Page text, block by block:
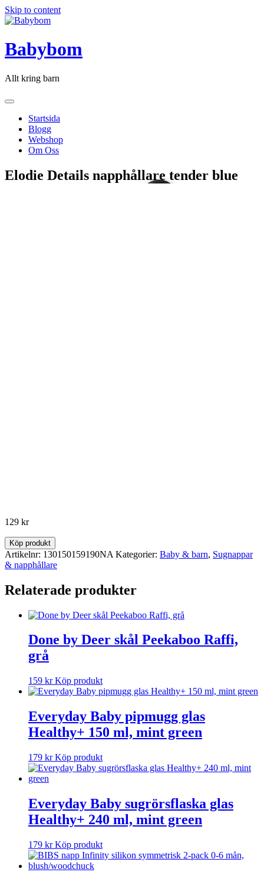
Skip to content
Babybom
Allt kring barn
Startsida
Blogg
Webshop
Om Oss
Elodie Details napphållare tender blue
129 kr
Köp produkt
Artikelnr: 130150159190NA Kategorier: Baby & barn, Sugnappar
& napphållare
Relaterade produkter
Done by Deer skål Peekaboo Raffi,
grå
159 kr Köp produkt
Everyday Baby pipmugg glas
Healthy+ 150 ml, mint green
179 kr Köp produkt
Everyday Baby sugrörsflaska glas
Healthy+ 240 ml, mint green
179 kr Köp produkt